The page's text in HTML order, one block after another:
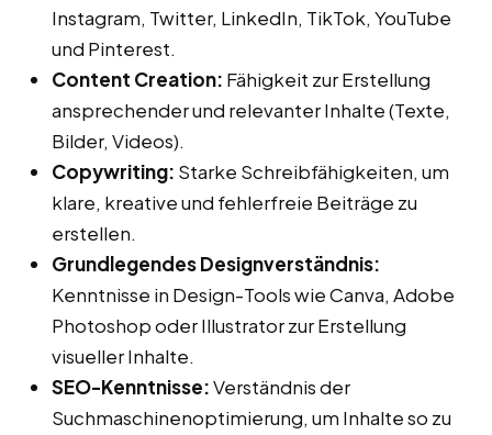
Instagram, Twitter, LinkedIn, TikTok, YouTube
und Pinterest.
Content Creation: Fähigkeit zur Erstellung
ansprechender und relevanter Inhalte (Texte,
Bilder, Videos).
Copywriting: Starke Schreibfähigkeiten, um
klare, kreative und fehlerfreie Beiträge zu
erstellen.
Grundlegendes Designverständnis:
Kenntnisse in Design-Tools wie Canva, Adobe
Photoshop oder Illustrator zur Erstellung
visueller Inhalte.
SEO-Kenntnisse:Verständnis der
Suchmaschinenoptimierung, um Inhalte so zu